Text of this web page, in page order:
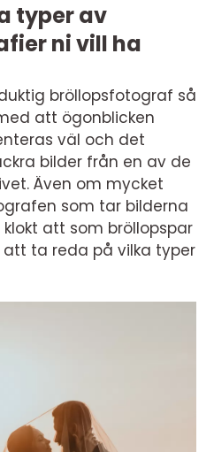
typer av
ni vill ha
bröllopsfotograf så
att ögonblicken
väl och det
bilder från en av de
Även om mycket
som tar bilderna
att som bröllopspar
ta reda på vilka typer